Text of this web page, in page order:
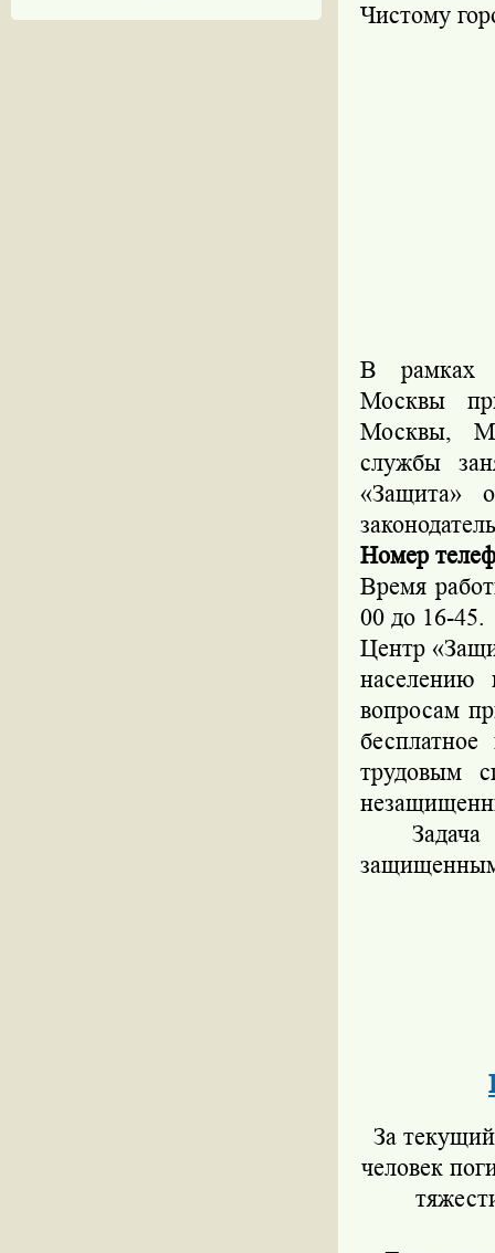
Чистому
В рамках
Москвы
Москвы,
службы
«Защита»
Номер
Время
00 до 16-45.
Центр
населению
вопросам
трудовым
Задача
За
человек